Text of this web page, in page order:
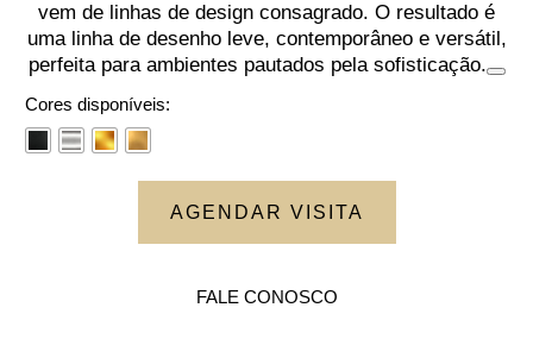
vem de linhas de design consagrado. O resultado é
uma linha de desenho leve, contemporâneo e versátil,
perfeita para ambientes pautados pela sofisticação.
Cores disponíveis:
AGENDAR VISITA
FALE CONOSCO